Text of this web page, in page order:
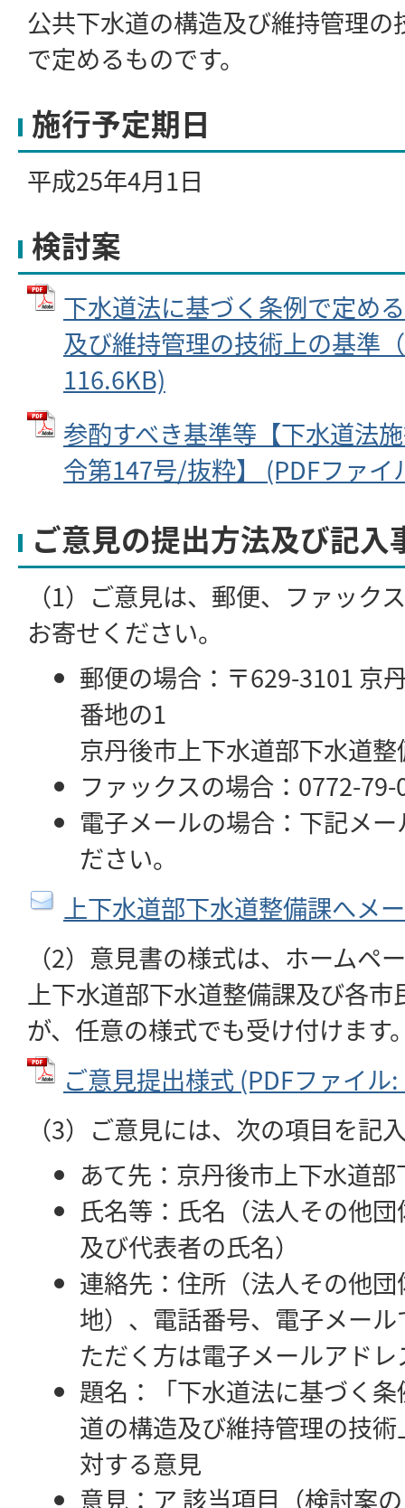
公共下水道の構造及び維持管理
で定めるものです。
施行予定期日
平成25年4月1日
検討案
下水道法に基づく条例で定め
及び維持管理の技術上の基準
116.6KB)
参酌すべき基準等【下水道法
令第147号/抜粋】 (PDFファイ
ご意見の提出方法及び記入
（1）ご意見は、郵便、ファック
お寄せください。
郵便の場合：〒629-3101 京
番地の1
京丹後市上下水道部下水道整
ファックスの場合：0772-79-
電子メールの場合：下記メ
ださい。
上下水道部下水道整備課へメ
（2）意見書の様式は、ホームペ
上下水道部下水道整備課及び各
が、任意の様式でも受け付けます
ご意見提出様式 (PDFファイル
（3）ご意見には、次の項目を記
あて先：京丹後市上下水道
氏名等：氏名（法人その他
及び代表者の氏名）
連絡先：住所（法人その他
地）、電話番号、電子メー
ただく方は電子メールアドレ
題名：「下水道法に基づく
道の構造及び維持管理の技
対する意見
意見：ア 該当項目（検討案